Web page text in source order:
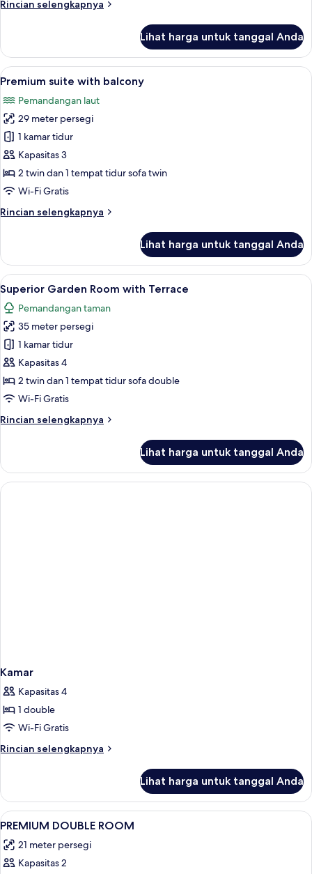
view
Rincian selengkapnya
Rincian
Premium
double
room
sea
view
balcony
Lihat harga untuk tanggal Anda
Lihat
semua
foto
untuk
Premium
suite
with
balcony
Premium suite with balcony |
11
Premium suite with balcony
Pemandangan laut
29 meter persegi
1 kamar tidur
Kapasitas 3
2 twin dan 1 tempat tidur sofa twin
Wi-Fi Gratis
Rincian selengkapnya
Rincian
Premium
suite
with
balcony
Lihat harga untuk tanggal Anda
Lihat
semua
foto
untuk
Superior
Garden
Room
with
Superior Garden Room with Terrace
13
Superior Garden Room with Terrace
Pemandangan taman
35 meter persegi
1 kamar tidur
Kapasitas 4
2 twin dan 1 tempat tidur sofa double
Wi-Fi Gratis
Rincian selengkapnya
Rincian
Superior
Garden
Room
Lihat harga untuk tanggal Anda
Kamar
Kapasitas 4
1 double
Wi-Fi Gratis
Rincian selengkapnya
Rincian
Kamar
Lihat harga untuk tanggal Anda
Lihat
semua
foto
untuk
Minibar, brankas, meja kerja, dan Wi-
5
PREMIUM DOUBLE ROOM
21 meter persegi
Kapasitas 2